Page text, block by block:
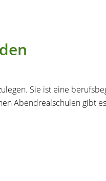
Sie ist eine
Abendrealschulen gibt